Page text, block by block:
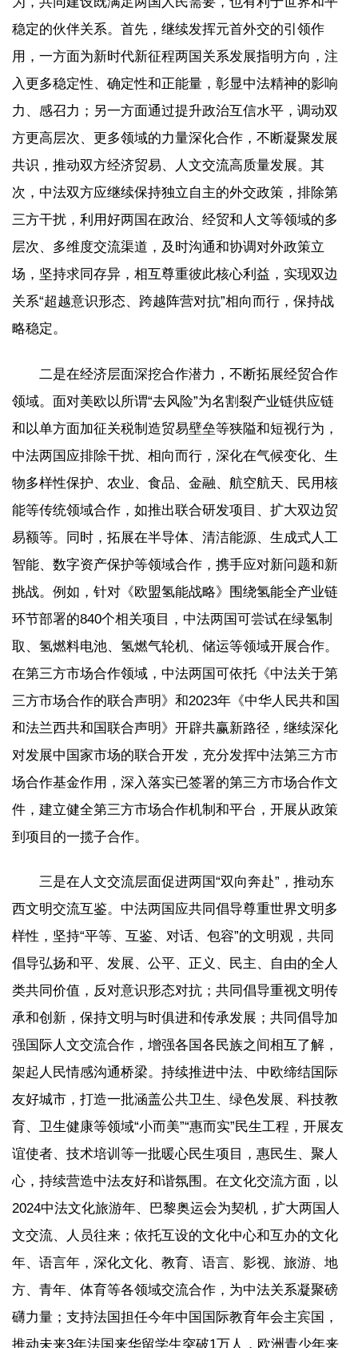
稳定的伙伴关系。首先，继续发挥元首外交的引领作
用，一方面为新时代新征程两国关系发展指明方向，注
入更多稳定性、确定性和正能量，彰显中法精神的影响
力、感召力；另一方面通过提升政治互信水平，调动双
方更高层次、更多领域的力量深化合作，不断凝聚发展
共识，推动双方经济贸易、人文交流高质量发展。其
次，中法双方应继续保持独立自主的外交政策，排除第
三方干扰，利用好两国在政治、经贸和人文等领域的多
层次、多维度交流渠道，及时沟通和协调对外政策立
场，坚持求同存异，相互尊重彼此核心利益，实现双边
关系“超越意识形态、跨越阵营对抗”相向而行，保持战
略稳定。
二是在经济层面深挖合作潜力，不断拓展经贸合作
领域。面对美欧以所谓“去风险”为名割裂产业链供应链
和以单方面加征关税制造贸易壁垒等狭隘和短视行为，
中法两国应排除干扰、相向而行，深化在气候变化、生
物多样性保护、农业、食品、金融、航空航天、民用核
能等传统领域合作，如推出联合研发项目、扩大双边贸
易额等。同时，拓展在半导体、清洁能源、生成式人工
智能、数字资产保护等领域合作，携手应对新问题和新
挑战。例如，针对《欧盟氢能战略》围绕氢能全产业链
环节部署的840个相关项目，中法两国可尝试在绿氢制
取、氢燃料电池、氢燃气轮机、储运等领域开展合作。
在第三方市场合作领域，中法两国可依托《中法关于第
三方市场合作的联合声明》和2023年《中华人民共和国
和法兰西共和国联合声明》开辟共赢新路径，继续深化
对发展中国家市场的联合开发，充分发挥中法第三方市
场合作基金作用，深入落实已签署的第三方市场合作文
件，建立健全第三方市场合作机制和平台，开展从政策
到项目的一揽子合作。
三是在人文交流层面促进两国“双向奔赴”，推动东
西文明交流互鉴。中法两国应共同倡导尊重世界文明多
样性，坚持“平等、互鉴、对话、包容”的文明观，共同
倡导弘扬和平、发展、公平、正义、民主、自由的全人
类共同价值，反对意识形态对抗；共同倡导重视文明传
承和创新，保持文明与时俱进和传承发展；共同倡导加
强国际人文交流合作，增强各国各民族之间相互了解，
架起人民情感沟通桥梁。持续推进中法、中欧缔结国际
友好城市，打造一批涵盖公共卫生、绿色发展、科技教
育、卫生健康等领域“小而美”“惠而实”民生工程，开展友
谊使者、技术培训等一批暖心民生项目，惠民生、聚人
心，持续营造中法友好和谐氛围。在文化交流方面，以
2024中法文化旅游年、巴黎奥运会为契机，扩大两国人
文交流、人员往来；依托互设的文化中心和互办的文化
年、语言年，深化文化、教育、语言、影视、旅游、地
方、青年、体育等各领域交流合作，为中法关系凝聚磅
礴力量；支持法国担任今年中国国际教育年会主宾国，
推动未来3年法国来华留学生突破1万人，欧洲青少年来